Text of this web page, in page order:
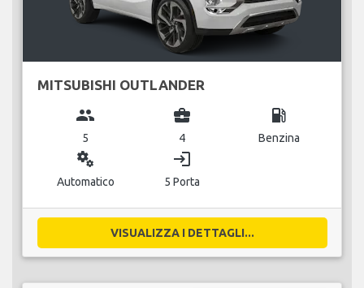
MITSUBISHI OUTLANDER
group
5
business_center
4
local_gas_station
Benzina
miscellaneous_services
Automatico
login
5 Porta
VISUALIZZA I DETTAGLI...